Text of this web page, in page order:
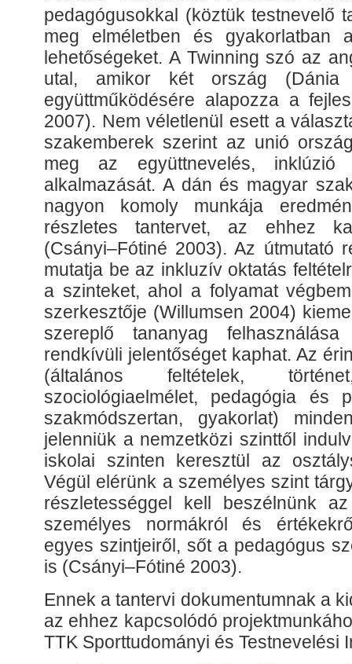
pedagógusokkal (köztük testnevelő
meg elméletben és gyakorlatban
lehetőségeket. A Twinning szó az
utal, amikor két ország (Dánia
együttműködésére alapozza a
2007). Nem véletlenül esett a
szakemberek szerint az unió
meg az együttnevelés, inklúzió
alkalmazását. A dán és magyar
nagyon komoly munkája
részletes tantervet, az ehhez
(Csányi–Fótiné 2003). Az útmutató
mutatja be az inkluzív oktatás
a szinteket, ahol a folyamat
szerkesztője (Willumsen 2004)
szereplő tananyag
rendkívüli jelentőséget kaphat. Az
(általános feltételek,
szociológiaelmélet, pedagógia és
szakmódszertan, gyakorlat)
jelenniük a nemzetközi szinttől
iskolai szinten keresztül az
Végül elérünk a személyes szint
részletességgel kell beszélnünk
személyes normákról és
egyes szintjeiről, sőt a pedagógus
is (Csányi–Fótiné 2003).
Ennek a tantervi dokumentumnak a
az ehhez kapcsolódó
TTK Sporttudományi és Testnevelési